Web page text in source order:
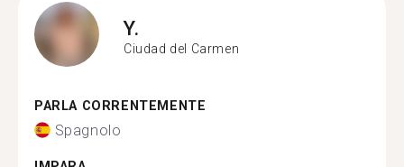
Y.
Ciudad del Carmen
PARLA CORRENTEMENTE
Spagnolo